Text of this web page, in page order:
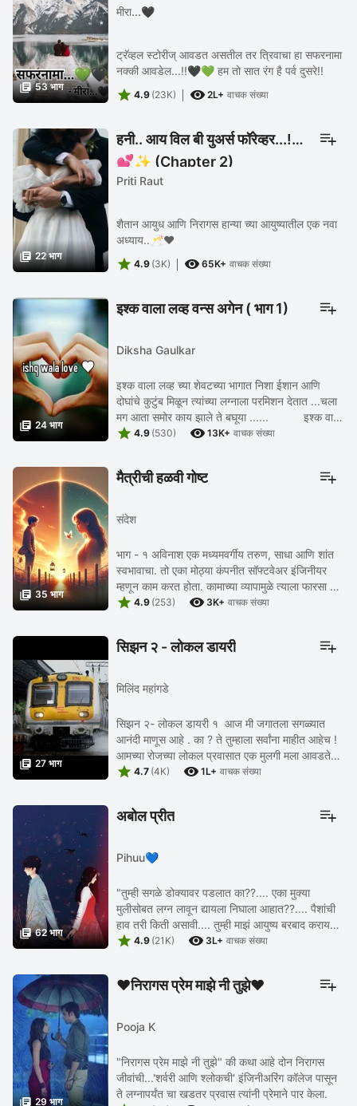
 53 भाग
मीरा...🖤
ट्रॅव्हल स्टोरीज् आवडत असतील तर त्रिवाचा हा सफरनामा
नक्की आवडेल...!!🖤💚 हम तो सात रंग है पर्व दुसरे!!
 4.9 (23K)  2L+ वाचक संख्या
 22 भाग
हनी.. आय विल बी युअर्स फॉरेव्हर...!!
💕✨ (Chapter 2)
Priti Raut
शैतान आयुध आणि निरागस हान्या च्या आयुष्यातील एक नवा
अध्याय..🥂❤️
 4.9 (3K)  65K+ वाचक संख्या
 24 भाग
इश्क वाला लव्ह वन्स अगेन ( भाग 1)
Diksha Gaulkar
इश्क वाला लव्ह च्या शेवटच्या भागात निशा ईशान आणि
दोघांचे कुटुंब मिळून त्यांच्या लग्नाला परमिशन देतात ...चला
मग आता समोर काय झाले ते बघूया ...... इश्क वाला
लव्ह वन्स अगेन निशा चे ...
 4.9 (530)  13K+ वाचक संख्या
 35 भाग
मैत्रीची हळवी गोष्ट
संदेश
भाग - १ अविनाश एक मध्यमवर्गीय तरुण, साधा आणि शांत
स्वभावाचा. तो एका मोठ्या कंपनीत सॉफ्टवेअर इंजिनीयर
म्हणून काम करत होता. कामाच्या व्यापामुळे त्याला फारसा वेळ
मिळत नसे, पण त्याच्या मनात नेहमीच ...
 4.9 (253)  3K+ वाचक संख्या
 27 भाग
सिझन २ - लोकल डायरी
मिलिंद महांगडे
सिझन २- लोकल डायरी १ आज मी जगातला सगळ्यात
आनंदी माणूस आहे . का ? ते तुम्हाला सर्वांना माहीत आहेच !
आमच्या रोजच्या लोकल प्रवासात एक मुलगी मला आवडते
काय ... माझी तिच्याशी ओळख होऊन मैत्री होते काय ...
 4.7 (4K)  1L+ वाचक संख्या
 62 भाग
अबोल प्रीत
Pihuu💙
"तुम्ही सगळे डोक्यावर पडलात का??.... एका मुक्या
मुलीसोबत लग्न लावून द्यायला निघाला आहात??.... पैशांची
हाव तरी किती असावी.... तुम्ही माझं आयुष्य बरबाद करायला
निघालात ते ही पैशांसाठी??... तुम्हाला ...
 4.9 (21K)  3L+ वाचक संख्या
 29 भाग
♥️निरागस प्रेम माझे नी तुझे♥️
Pooja K
"निरागस प्रेम माझे नी तुझे" की कथा आहे दोन निरागस
जीवांची...'शर्वरी आणि श्लोकची' इंजिनीअरिंग कॉलेज पासून
ते लग्नापर्यंत चा खडतर प्रवास त्यांनी प्रेमाने पार केला.